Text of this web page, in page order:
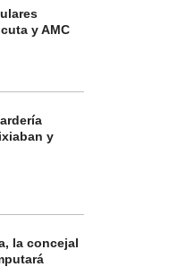
y AMC
y
la concejal